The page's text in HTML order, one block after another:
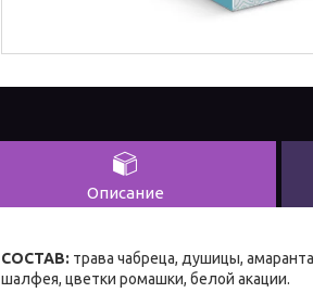
Описание
СОСТАВ: трава чабреца, душицы,
шалфея, цветки ромашки, белой акации.